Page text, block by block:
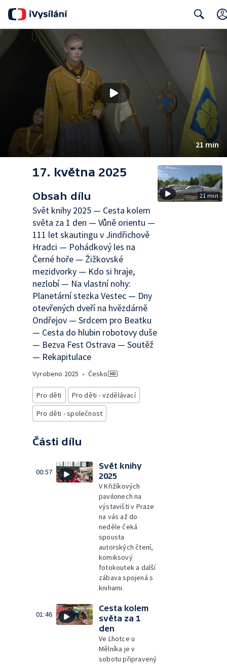
21 min
17. května 2025
Obsah dílu
Svět knihy 2025 — Cesta kolem
světa za 1 den — Vůně orientu —
111 let skautingu v Jindřichově
Hradci — Pohádkový les na
Černé hoře — Žižkovské
mezidvorky — Kdo si hraje,
nezlobí — Na vlastní nohy:
Planetární stezka Vestec — Dny
otevřených dveří na hvězdárně
Ondřejov — Srdcem pro Beatku
— Cesta do hlubin robotovy duše
— Bezva Fest Ostrava — Soutěž
— Rekapitulace
Vyrobeno 2025 • Česko
Pro děti
Pro děti - vzdělávací
Pro děti - společnost
Části dílu
00:57
Svět knihy
2025
V Křižíkových
pavilonech na
výstavišti v Praze
na vás až do
neděle čeká
spousta
autorských čtení,
komiksový
fotokoutek a další
zábava spojená s
knihami.
01:46
Cesta kolem
světa za 1
den
Ve Lhotce u
Mělníka je v
sobotu připravený
21 min